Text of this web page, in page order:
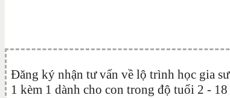
Đăng ký nhận tư vấn về lộ trình học gia sư
1 kèm 1 dành cho con trong độ tuổi 2 - 18